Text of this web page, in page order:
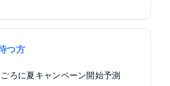
つ方
ろに夏キャンペーン開始予測